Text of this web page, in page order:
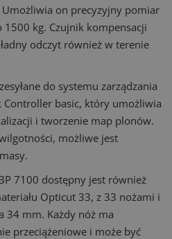
on precyzyjny pomiar
kg. Czujnik kompensacji
odczyt również w terenie
do systemu zarządzania
Controller basic, który umożliwia
i tworzenie map plonów.
możliwe jest
7100 dostępny jest również
Opticut 33, z 33 nożami i
34 mm. Każdy nóż ma
przeciążeniowe i może być